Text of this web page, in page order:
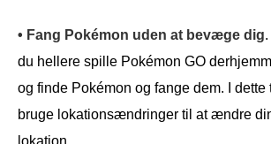
• Fang Pokémon uden at bevæge dig
du hellere spille Pokémon GO
og finde Pokémon og fange dem. I
bruge lokationsændringer til at ændre